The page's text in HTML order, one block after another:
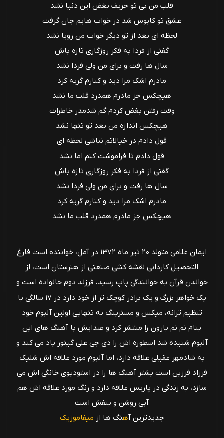
قلب من بی تو حریف بغض این دنیا نشد
عشق تو کابوس شد در خواب هایم جان گرفت
لحظه ای بعد از تو دیگر خواب من رویا نشد
گفتی از فردا به فکر روزگاری تازه باش
سال ها رفت و برای من ولی فردا نشد
مادرم اشک مرا دید و کنارم گریه کرد
هیچکس جز مادرم همدرد قلب ما نشد
وقت رفتن بغض کردم گم شدمدر خاطرات
هیچکس اندازه من بعد تو تنها نشد
قول دادم در خیالاتم نباشی لحظه ای
قول دادم تا فراموشت کنم اما نشد
گفتی از فردا به فکر روزگاری تازه باش
سال ها رفت و برای من ولی فردا نشد
مادرم اشک مرا دید و کنارم گریه کرد
هیچکس جز مادرم همدرد قلب ما نشد
ایمان غلامی متولد ۲۰ تیر ماه ۱۳۷۲ در آمل، خواننده است فارغ
التحصیل کاردانی نقشه کشی صنعتی از هنرستان است، از
خواندن قرآن به خوانندگی پاپ رسید، فرزند دوم خانواده است و
یک خواهر بزرگ و یک برادر کوچک تر از خود دارد در ۱۷ سالگی با
تنظیم ترانه، میکس و مسترینگ به تنهایی اولین آلبوم خود
بنام نم نم بارون را منتشر کرد و صدایش با آهنگ های این
آلبوم شنیده شد اسطوره اش را دی جی علی گیتور یاد می کند و
به شادمهر عقیلی علاقه دارد، اما آلبوم مورد علاقه اش شلیک
فرزاد فرزین است یشتر آهنگ ها را در استودیوی خانگی اش می
سازد، به زندگی در پاریس علاقه دارد و رنگ مورد علاقه اش هم
آبی روشن و بنفش است
جدیدترین آهنگ ها از میفاموزیک